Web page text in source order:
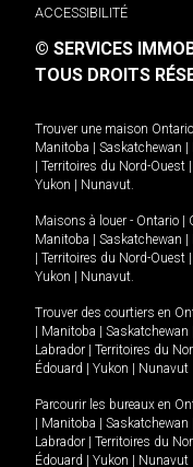
ACCESSIBILITÉ
© SERVICES
TOUS DROITS
Trouver une maison Ontario
Manitoba
Saskatchewan
Territoires du Nord-Ouest
Yukon
Nunavut.
Maisons à louer - Ontario
Manitoba
Saskatchewan
Territoires du Nord-Ouest
Yukon
Nunavut.
Trouver des courtiers en
Manitoba Saskatchewan
Labrador
Territoires du
Édouard
Yukon Nunavut
Parcourir les bureaux en
Manitoba Saskatchewan
Labrador
Territoires du
Édouard
Yukon Nunavut